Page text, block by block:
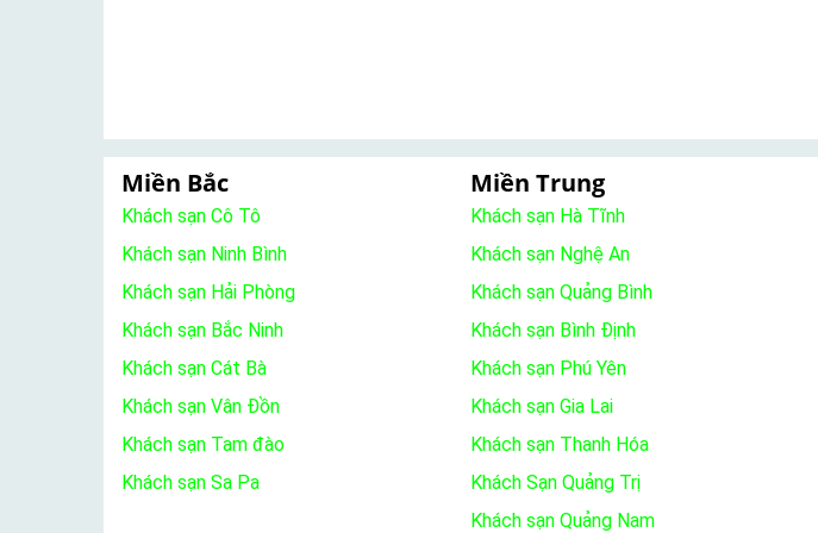
Miền Bắc
Khách sạn Cô Tô
Khách sạn Ninh Bình
Khách sạn Hải Phòng
Khách sạn Bắc Ninh
Khách sạn Cát Bà
Khách sạn Vân Đồn
Khách sạn Tam đào
Khách sạn Sa Pa
Miền Trung
Khách sạn Hà Tĩnh
Khách sạn Nghệ An
Khách sạn Quảng Bình
Khách sạn Bình Định
Khách sạn Phú Yên
Khách sạn Gia Lai
Khách sạn Thanh Hóa
Khách Sạn Quảng Trị
Khách sạn Quảng Nam